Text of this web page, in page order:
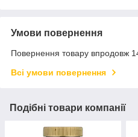
Умови повернення
Повернення товару впродовж
Всі умови повернення
Подібні товари компанії